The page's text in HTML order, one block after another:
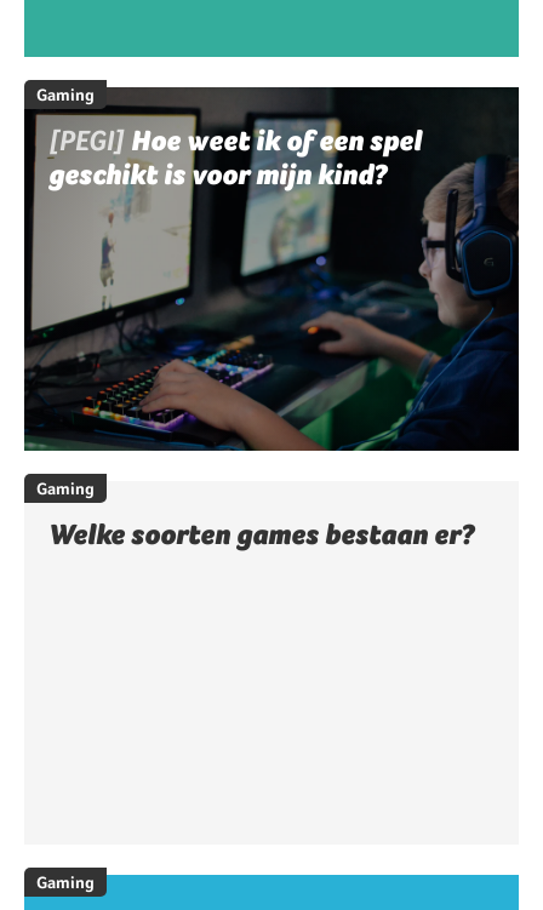
Gaming
[PEGI] Hoe weet ik of een spel
geschikt is voor mijn kind?
Gaming
Welke soorten games bestaan er?
Gaming